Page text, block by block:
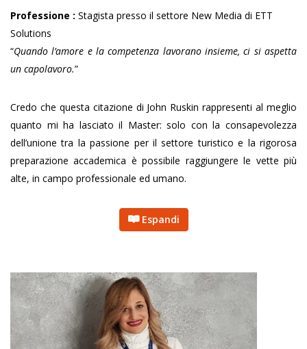
Professione : Stagista presso il settore New Media di ETT
Solutions
“Quando l’amore e la competenza lavorano insieme, ci si aspetta
un capolavoro.”
Credo che questa citazione di John Ruskin rappresenti al meglio
quanto mi ha lasciato il Master: solo con la consapevolezza
dell’unione tra la passione per il settore turistico e la rigorosa
preparazione accademica è possibile raggiungere le vette più
alte, in campo professionale ed umano.
Espandi